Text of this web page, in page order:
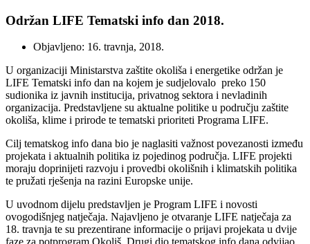
Održan LIFE Tematski info dan 2018.
Objavljeno: 16. travnja, 2018.
U organizaciji Ministarstva zaštite okoliša i energetike održan je
LIFE Tematski info dan na kojem je sudjelovalo preko 150
sudionika iz javnih institucija, privatnog sektora i nevladinih
organizacija. Predstavljene su aktualne politike u području zaštite
okoliša, klime i prirode te tematski prioriteti Programa LIFE.
Cilj tematskog info dana bio je naglasiti važnost povezanosti između
projekata i aktualnih politika iz pojedinog područja. LIFE projekti
moraju doprinijeti razvoju i provedbi okolišnih i klimatskih politika
te pružati rješenja na razini Europske unije.
U uvodnom dijelu predstavljen je Program LIFE i novosti
ovogodišnjeg natječaja. Najavljeno je otvaranje LIFE natječaja za
18. travnja te su prezentirane informacije o prijavi projekata u dvije